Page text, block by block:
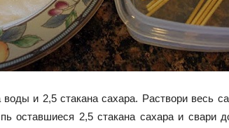
и 2,5 стакана сахара. Раствори весь
оставшиеся 2,5 стакана сахара и свари